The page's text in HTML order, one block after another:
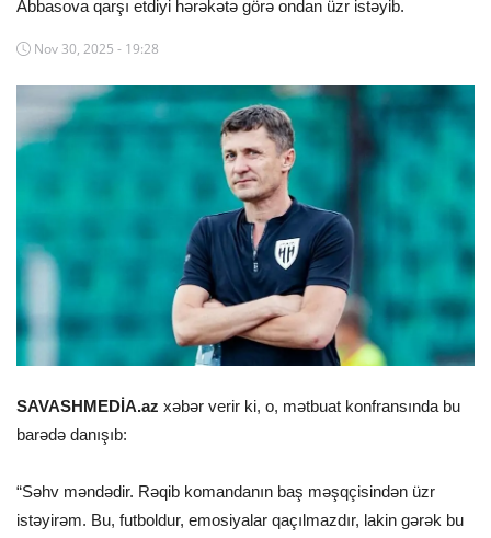
Mövqe
Maraqlı
Sağlıq
Abbasova qarşı etdiyi hərəkətə görə ondan üzr istəyib.
Nov 30, 2025 - 19:28
SAVASHMEDİA.az xəbər verir ki, o, mətbuat konfransında bu
barədə danışıb:
“Səhv məndədir. Rəqib komandanın baş məşqçisindən üzr
istəyirəm. Bu, futboldur, emosiyalar qaçılmazdır, lakin gərək bu